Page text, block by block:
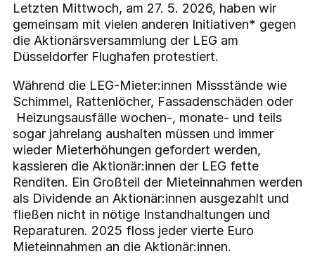
Letzten Mittwoch, am 27. 5. 2026, haben wir
gemeinsam mit vielen anderen Initiativen* gegen
die Aktionärsversammlung der LEG am
Düsseldorfer Flughafen protestiert.
Während die LEG-Mieter:innen Missstände wie
Schimmel, Rattenlöcher, Fassadenschäden oder
Heizungsausfälle wochen-, monate- und teils
sogar jahrelang aushalten müssen und immer
wieder Mieterhöhungen gefordert werden,
kassieren die Aktionär:innen der LEG fette
Renditen. Ein Großteil der Mieteinnahmen werden
als Dividende an Aktionär:innen ausgezahlt und
fließen nicht in nötige Instandhaltungen und
Reparaturen. 2025 floss jeder vierte Euro
Mieteinnahmen an die Aktionär:innen.